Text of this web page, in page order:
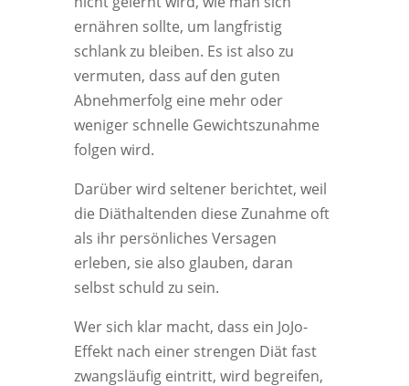
ernähren sollte, um langfristig
schlank zu bleiben. Es ist also zu
vermuten, dass auf den guten
Abnehmerfolg eine mehr oder
weniger schnelle Gewichtszunahme
folgen wird.
Darüber wird seltener berichtet, weil
die Diäthaltenden diese Zunahme oft
als ihr persönliches Versagen
erleben, sie also glauben, daran
selbst schuld zu sein.
Wer sich klar macht, dass ein JoJo-
Effekt nach einer strengen Diät fast
zwangsläufig eintritt, wird begreifen,